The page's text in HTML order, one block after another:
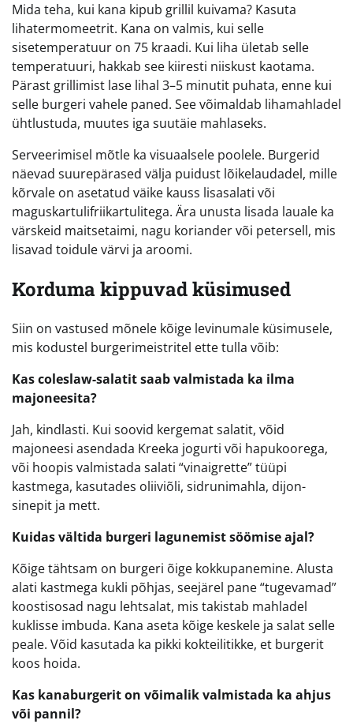
Mida teha, kui kana kipub grillil kuivama? Kasuta
lihatermomeetrit. Kana on valmis, kui selle
sisetemperatuur on 75 kraadi. Kui liha ületab selle
temperatuuri, hakkab see kiiresti niiskust kaotama.
Pärast grillimist lase lihal 3–5 minutit puhata, enne kui
selle burgeri vahele paned. See võimaldab lihamahladel
ühtlustuda, muutes iga suutäie mahlaseks.
Serveerimisel mõtle ka visuaalsele poolele. Burgerid
näevad suurepärased välja puidust lõikelaudadel, mille
kõrvale on asetatud väike kauss lisasalati või
maguskartulifriikartulitega. Ära unusta lisada lauale ka
värskeid maitsetaimi, nagu koriander või petersell, mis
lisavad toidule värvi ja aroomi.
Korduma kippuvad küsimused
Siin on vastused mõnele kõige levinumale küsimusele,
mis kodustel burgerimeistritel ette tulla võib:
Kas coleslaw-salatit saab valmistada ka ilma
majoneesita?
Jah, kindlasti. Kui soovid kergemat salatit, võid
majoneesi asendada Kreeka jogurti või hapukoorega,
või hoopis valmistada salati “vinaigrette” tüüpi
kastmega, kasutades oliiviõli, sidrunimahla, dijon-
sinepit ja mett.
Kuidas vältida burgeri lagunemist söömise ajal?
Kõige tähtsam on burgeri õige kokkupanemine. Alusta
alati kastmega kukli põhjas, seejärel pane “tugevamad”
koostisosad nagu lehtsalat, mis takistab mahladel
kuklisse imbuda. Kana aseta kõige keskele ja salat selle
peale. Võid kasutada ka pikki kokteilitikke, et burgerit
koos hoida.
Kas kanaburgerit on võimalik valmistada ka ahjus
või pannil?